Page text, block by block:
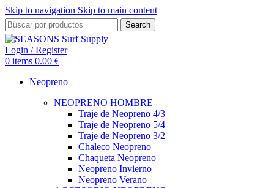
Skip to navigation Skip to main content
Search
Login / Register
0 items 0.00 €
Neopreno
NEOPRENO HOMBRE
Traje de Neopreno 4/3
Traje de Neopreno 5/4
Traje de Neopreno 3/2
Chaleco Neopreno
Chaqueta Neopreno
Neopreno Invierno
Neopreno Verano